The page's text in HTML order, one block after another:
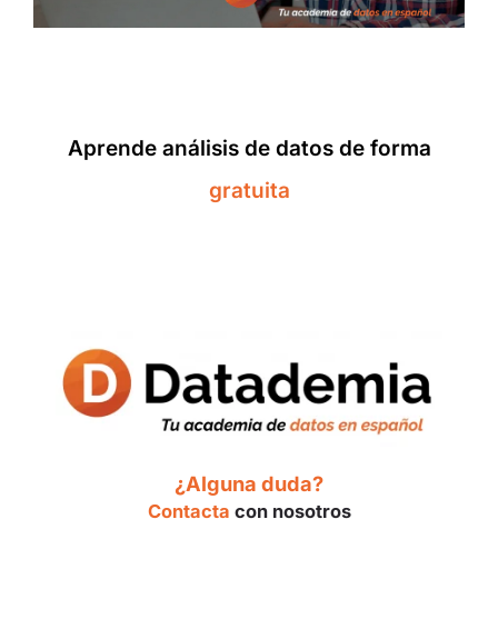
Aprende análisis de datos de forma
gratuita
¿Alguna duda?
Contacta con nosotros